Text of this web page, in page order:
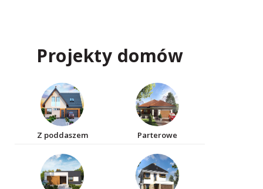
Projekty domów
Z poddaszem Parterowe